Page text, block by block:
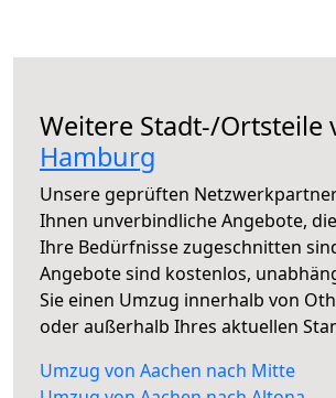
Weitere Stadt-/Ortsteile
Hamburg
Unsere geprüften
Ihnen unverbindliche Angebote,
Ihre Bedürfnisse zugeschnitten
Angebote sind kostenlos,
Sie einen Umzug innerhalb von
oder außerhalb Ihres aktuellen
Umzug von Aachen nach Mitte